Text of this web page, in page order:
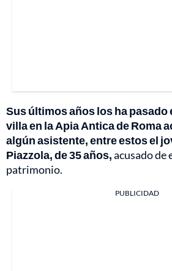
Sus últimos años los ha pasado
villa en la Apia Antica de Roma
algún asistente, entre estos el
Piazzola, de 35 años,acusado de
patrimonio.
PUBLICIDAD